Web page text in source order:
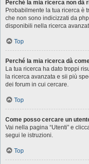
Perché la mia ricerca non dà
Probabilmente la tua ricerca è
che non sono indicizzati da
disponibili nella ricerca
Top
Perché la mia ricerca dà
La tua ricerca ha dato troppi
la ricerca avanzata e sii più
dei forum in cui cercare.
Top
Come posso cercare un
Vai nella pagina “Utenti” e
segui le istruzioni.
Top